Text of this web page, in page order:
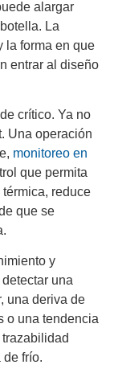
alargar
La
la forma en que
entrar al diseño
crítico. Ya no
Una operación
monitoreo en
que permita
reduce
que se
y
una
una deriva de
o una tendencia
de frío.